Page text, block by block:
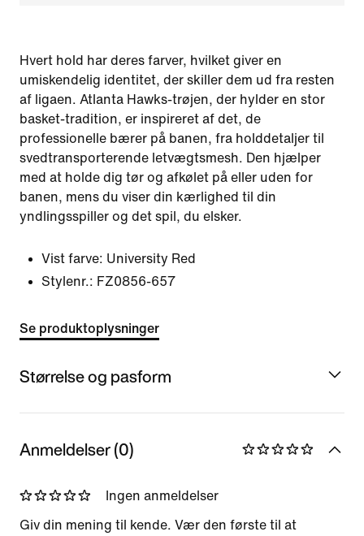
Hvert hold har deres farver, hvilket giver en
umiskendelig identitet, der skiller dem ud fra resten
af ligaen. Atlanta Hawks-trøjen, der hylder en stor
basket-tradition, er inspireret af det, de
professionelle bærer på banen, fra holddetaljer til
svedtransporterende letvægtsmesh. Den hjælper
med at holde dig tør og afkølet på eller uden for
banen, mens du viser din kærlighed til din
yndlingsspiller og det spil, du elsker.
Vist farve: University Red
Stylenr.: FZ0856-657
Se produktoplysninger
Størrelse og pasform
Anmeldelser (0)
Ingen anmeldelser
Giv din mening til kende. Vær den første til at